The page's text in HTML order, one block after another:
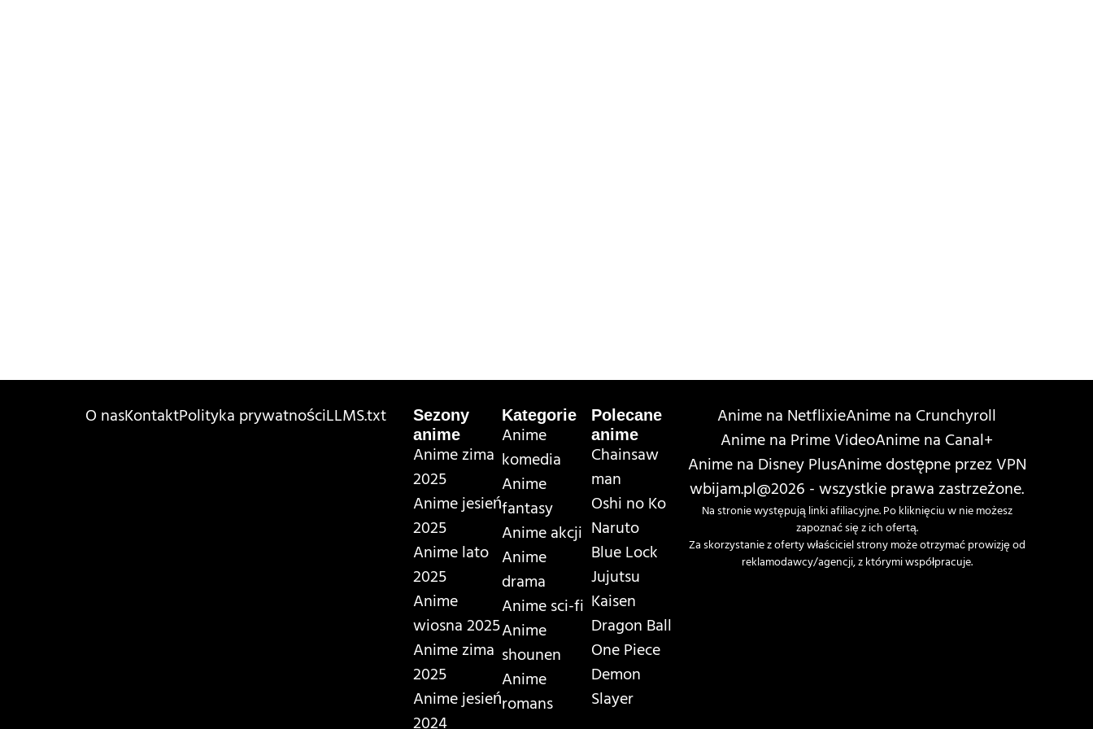
O nasKontaktPolityka prywatnościLLMS.txt
Sezony
anime
Anime zima
2025
Anime jesień
2025
Anime lato
2025
Anime
wiosna 2025
Anime zima
2025
Anime jesień
Kategorie
Anime
komedia
Anime
fantasy
Anime akcji
Anime
drama
Anime sci-fi
Anime
shounen
Anime
romans
Polecane
anime
Chainsaw
man
Oshi no Ko
Naruto
Blue Lock
Jujutsu
Kaisen
Dragon Ball
One Piece
Demon
Slayer
Anime na NetflixieAnime na Crunchyroll
Anime na Prime VideoAnime na Canal+
Anime na Disney PlusAnime dostępne przez VPN
wbijam.pl@2026 - wszystkie prawa zastrzeżone.
Na stronie występują linki afiliacyjne. Po kliknięciu w nie możesz
zapoznać się z ich ofertą.
Za skorzystanie z oferty właściciel strony może otrzymać prowizję od
reklamodawcy/agencji, z którymi współpracuje.